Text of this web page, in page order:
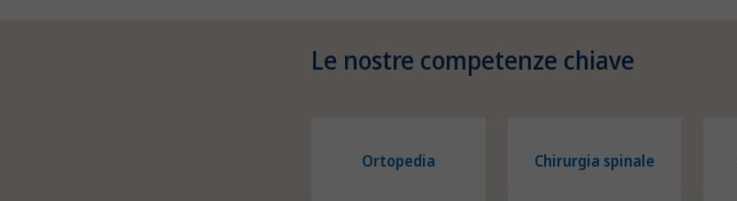
Le nostre competenze chiave
Ortopedia Chirurgia spinale